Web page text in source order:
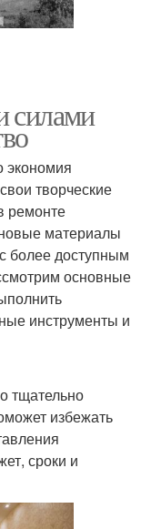
силами
экономия
творческие
ремонте
материалы
более доступным
основные
инструменты и
тщательно
избежать
сроки и